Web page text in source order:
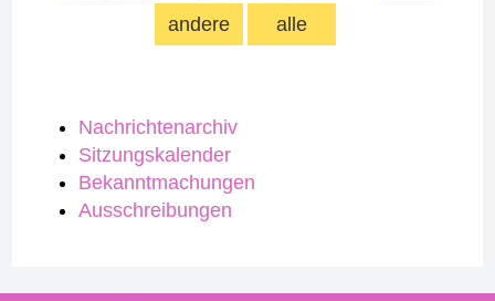
Nachrichtenarchiv
Sitzungskalender
Bekanntmachungen
Ausschreibungen
alle
andere